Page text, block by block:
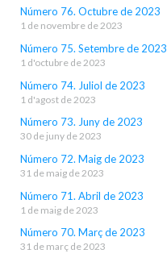
Número 76. Octubre de 2023
1 de novembre de 2023
Número 75. Setembre de 2023
1 d'octubre de 2023
Número 74. Juliol de 2023
1 d'agost de 2023
Número 73. Juny de 2023
30 de juny de 2023
Número 72. Maig de 2023
31 de maig de 2023
Número 71. Abril de 2023
1 de maig de 2023
Número 70. Març de 2023
31 de març de 2023